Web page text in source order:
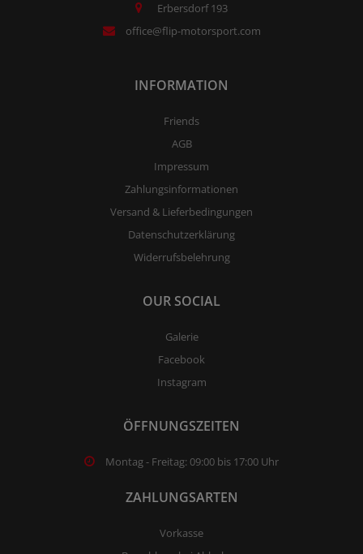
Erbersdorf 193
office@flip-motorsport.com
INFORMATION
Friends
AGB
Impressum
Zahlungsinformationen
Versand & Lieferbedingungen
Datenschutzerklärung
Widerrufsbelehrung
OUR SOCIAL
Galerie
Facebook
Instagram
ÖFFNUNGSZEITEN
Montag - Freitag: 09:00 bis 17:00 Uhr
ZAHLUNGSARTEN
Vorkasse